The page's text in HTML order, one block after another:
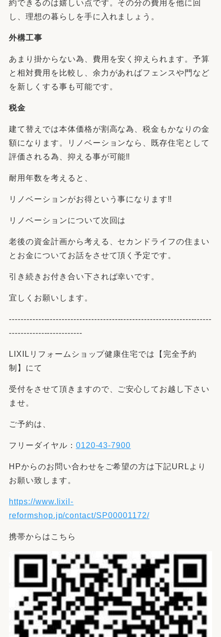
約できるのは嬉しい点です。その分の費用を他に回
し、理想の暮らしを手に入れましょう。
外構工事
あまり掛からない為、費用を安く抑えられます。予算
と相対費用を比較し、余力があればフェンスや門など
を新しくする事も可能です。
税金
建て替えでは本体価格が割高な為、税金もかなりの金
額になります。リノベーションなら、既存住宅として
評価される為、抑える事が可能‼
耐用年数を考えると、
リノベーションがお得という事になります‼
リノベーションについて次回は
老後の資金計画から考える、セカンドライフの住まい
とお金についてお話をさせて頂く予定です。
引き続きお付き合い下されば幸いです。
宜しくお願いします。
---------------------------------------------------------------------
-------------------------
LIXILリフォームショップ健康住宅では【完全予約
制】にて
受付をさせて頂きますので、ご安心してお越し下さい
ませ。
ご予約は、
フリーダイヤル： 0120-43-7900
HPからのお問い合わせをご希望の方は下記URLより
お願い致します。
https://www.lixil-
reformshop.jp/contact/SP00001172/
携帯からはこちら